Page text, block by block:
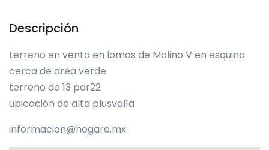
Descripción
terreno en venta en lomas de Molino V en esquina
cerca de area verde
terreno de 13 por22
ubicación de alta plusvalía
informacion@hogare.mx